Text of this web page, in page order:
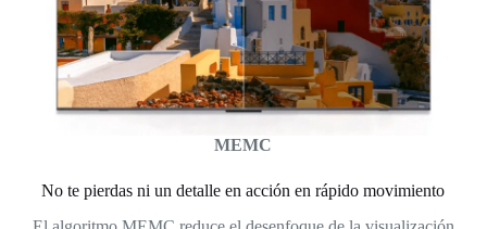
MEMC
No te pierdas ni un detalle en acción en rápido movimiento